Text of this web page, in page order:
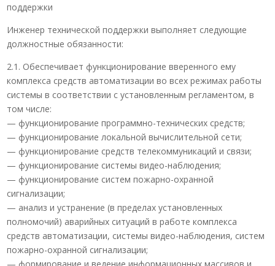
поддержки
Инженер технической поддержки выполняет следующие
должностные обязанности:
2.1. Обеспечивает функционирование вверенного ему
комплекса средств автоматизации во всех режимах работы
системы в соответствии с установленным регламентом, в
том числе:
— функционирование программно-технических средств;
— функционирование локальной вычислительной сети;
— функционирование средств телекоммуникаций и связи;
— функционирование системы видео-наблюдения;
— функционирование систем пожарно-охранной
сигнализации;
— анализ и устранение (в пределах установленных
полномочий) аварийных ситуаций в работе комплекса
средств автоматизации, системы видео-наблюдения, систем
пожарно-охранной сигнализации;